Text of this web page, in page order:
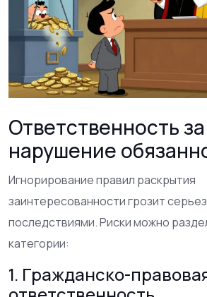
Ответственность за
нарушение
Игнорирование правил раскрытия
заинтересованности грозит
последствиями. Риски можно
категории:
1. Гражданско-